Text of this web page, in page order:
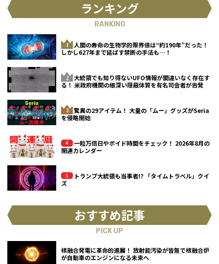
ランキング
RANKING
人間の寿命の生物学的限界値は“約190年”だった！
しかし627年まで延ばす禁断の手法も…！
大統領でも知り得ないUFO情報が間違いなく存在す
る！ 米政府機関の根深い隠蔽体質を有名司会者が告発
驚異の29アイテム！ 大量の「ムー」グッズがSeria
を侵略開始
一粒万倍日やボイド時間をチェック！ 2026年8月の
開運カレンダー
トランプ大統領も当事者!? 「タイムトラベル」クイ
ズ
おすすめ記事
PICK UP
核融合発電に革命的進展！ 放射能汚染が皆無で核融合炉
が自動車のエンジンになる未来へ